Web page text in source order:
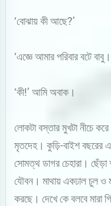
‘বোঝায় কী আছে?’
‘এজ্ঞে আমার পরিবার বটে
‘কী!’ আমি অবাক।
লোকটা বস্তার মুখটা নীচে
মৃতদেহ। কুড়ি-বাইশ বছরের
সোমত্থ ডাগর চেহারা। ছেঁড়া
যৌবন। মাথায় একঢাল চুল ও
করছে। দেখে কে বলবে মারা